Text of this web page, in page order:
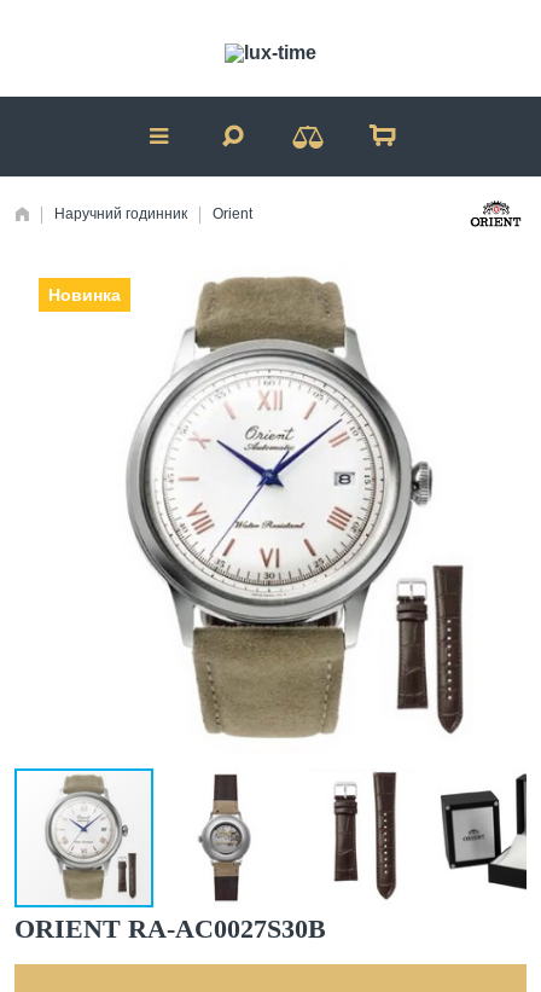
Наручний годинник Orient
Новинка
ORIENT RA-AC0027S30B